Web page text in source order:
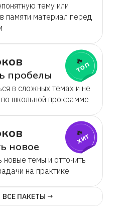
тему или
памяти материал перед
пробелы
в сложных темах и не
по школьной прокрамме
🔥
топ
новое
новые темы и отточить
на практике
🔥
хит
ВСЕ ПАКЕТЫ →